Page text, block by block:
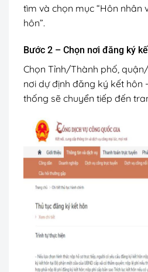
tìm và chọn mục “Hôn nhân
hôn”.
Bước 2 – Chọn nơi đăng ký
Chọn Tỉnh/Thành phố,
nơi dự định đăng ký kết hôn
thống sẽ chuyển tiếp đến